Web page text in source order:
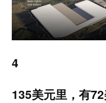
4
135美元里，有